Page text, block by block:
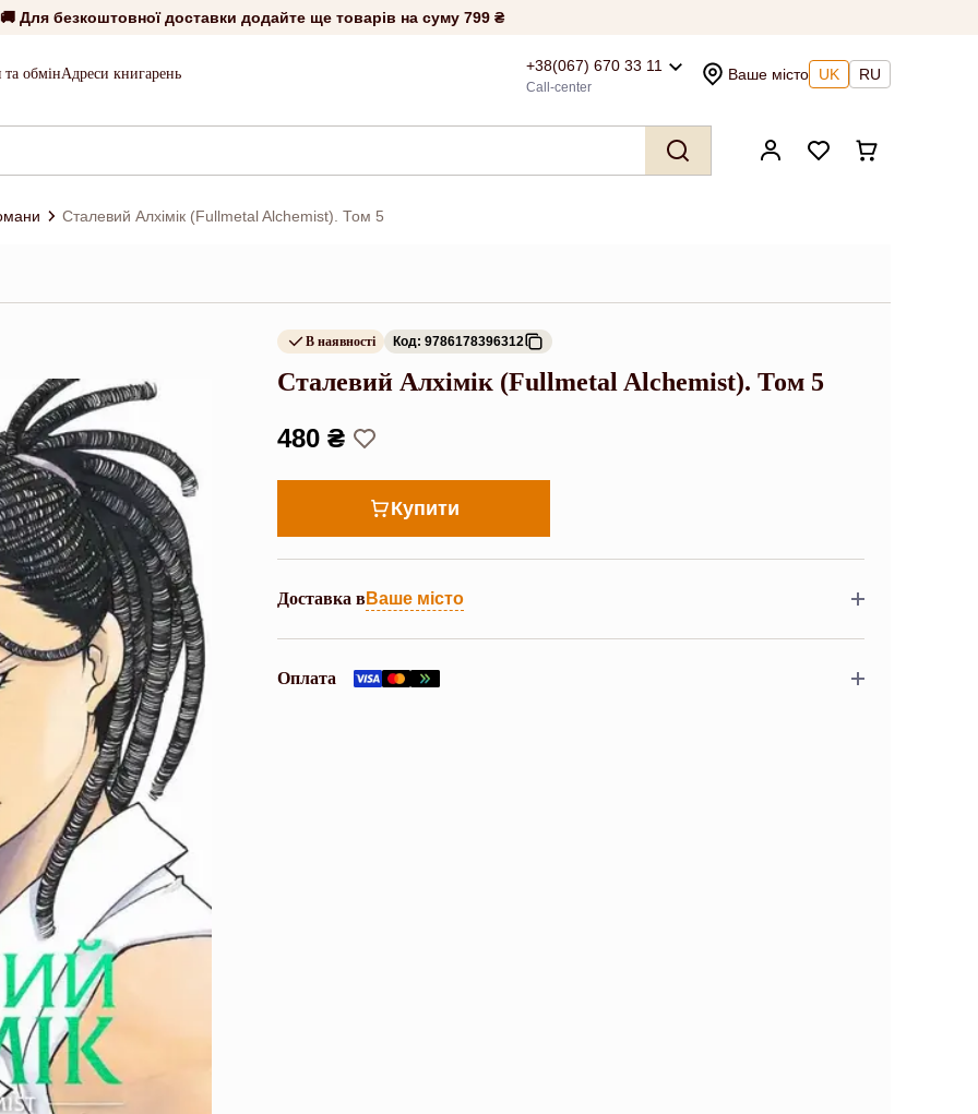
🚚 Для безкоштовної доставки додайте ще товарів на суму 799 ₴
обмінАдреси книгарень +38(067) 670 33 11
Call-center
Ваше місто UK RU
Сталевий Алхімік (Fullmetal Alchemist). Том 5
В наявності Код: 9786178396312
Сталевий Алхімік (Fullmetal Alchemist). Том 5
480 ₴
Купити
Доставка вВаше місто
Оплата